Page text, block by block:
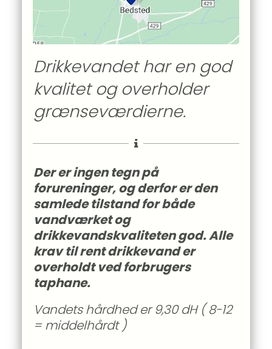
Drikkevandet har en god
kvalitet og overholder
grænseværdierne.
Der er ingen tegn på
forureninger, og derfor er den
samlede tilstand for både
vandværket og
drikkevandskvaliteten god. Alle
krav til rent drikkevand er
overholdt ved forbrugers
taphane.
Vandets hårdhed er 9,30 dH ( 8-12
= middelhårdt )